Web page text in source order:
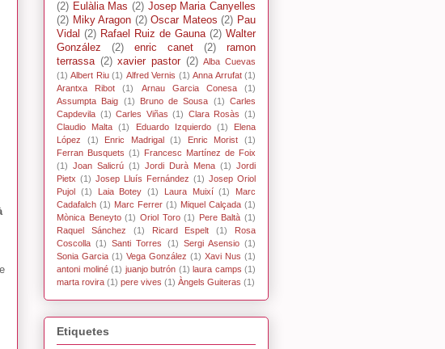
(2) Eulàlia Mas (2) Josep Maria Canyelles
(2) Miky Aragon (2) Oscar Mateos (2) Pau
Vidal (2) Rafael Ruiz de Gauna (2) Walter
González
(2) enric canet (2)
ramon
terrassa (2) xavier pastor (2) Alba Cuevas
(1) Albert Riu (1) Alfred Vernis (1) Anna Arrufat (1)
Arantxa Ribot
(1) Arnau Garcia Conesa
(1)
Assumpta Baig (1) Bruno de Sousa (1) Carles
Capdevila (1) Carles Viñas (1) Clara Rosàs (1)
Claudio Malta
(1) Eduardo Izquierdo (1)
Elena
López
(1) Enric Madrigal (1) Enric Morist
(1)
Ferran Busquets (1) Francesc Martínez de Foix
(1) Joan Salicrú (1) Jordi Durà Mena (1) Jordi
Pietx (1) Josep Lluís Fernández (1) Josep Oriol
Pujol (1) Laia Botey (1) Laura Muixí (1)
Marc
Cadafalch (1) Marc Ferrer (1) Miquel Calçada (1)
Mònica Beneyto (1) Oriol Toro (1) Pere Baltà (1)
Raquel Sánchez
(1) Ricard Espelt (1)
Rosa
Coscolla (1) Santi Torres (1) Sergi Asensio (1)
Sonia Garcia (1) Vega González (1) Xavi Nus (1)
antoni moliné (1) juanjo butrón (1) laura camps (1)
marta rovira (1) pere vives (1) Àngels Guiteras (1)
Etiquetes